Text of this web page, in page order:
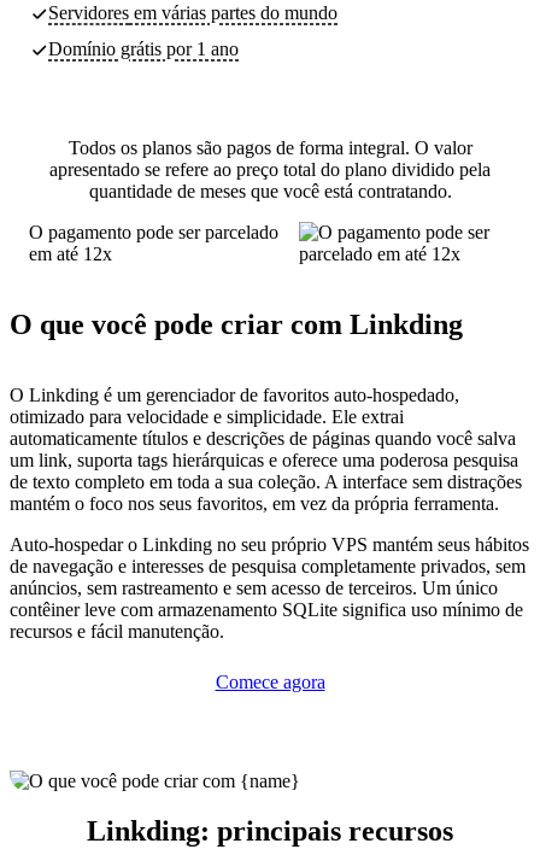
Servidores em várias partes do mundo
Domínio grátis por 1 ano
Todos os planos são pagos de forma integral. O valor
apresentado se refere ao preço total do plano dividido pela
quantidade de meses que você está contratando.
O pagamento pode ser parcelado
em até 12x
O que você pode criar com Linkding
O Linkding é um gerenciador de favoritos auto-hospedado,
otimizado para velocidade e simplicidade. Ele extrai
automaticamente títulos e descrições de páginas quando você salva
um link, suporta tags hierárquicas e oferece uma poderosa pesquisa
de texto completo em toda a sua coleção. A interface sem distrações
mantém o foco nos seus favoritos, em vez da própria ferramenta.
Auto-hospedar o Linkding no seu próprio VPS mantém seus hábitos
de navegação e interesses de pesquisa completamente privados, sem
anúncios, sem rastreamento e sem acesso de terceiros. Um único
contêiner leve com armazenamento SQLite significa uso mínimo de
recursos e fácil manutenção.
Comece agora
Linkding: principais recursos